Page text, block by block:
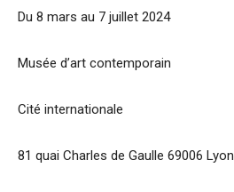
Du 8 mars au 7 juillet 2024
Musée d’art contemporain
Cité internationale
81 quai Charles de Gaulle 69006 Lyon